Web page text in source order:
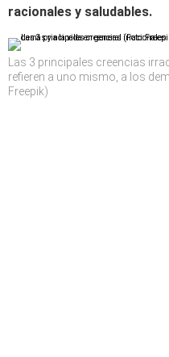
racionales y saludables.
Las 3 principales creencias
refieren a uno mismo, a los
Freepik)